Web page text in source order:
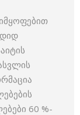
60 %-